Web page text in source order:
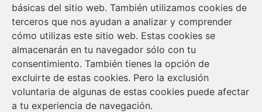
básicas del sitio web. También utilizamos cookies de
terceros que nos ayudan a analizar y comprender
cómo utilizas este sitio web. Estas cookies se
almacenarán en tu navegador sólo con tu
consentimiento. También tienes la opción de
excluirte de estas cookies. Pero la exclusión
voluntaria de algunas de estas cookies puede afectar
a tu experiencia de navegación.